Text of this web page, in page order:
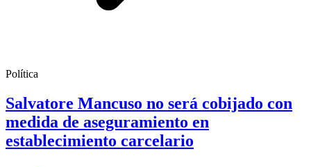
Política
Salvatore Mancuso no será cobijado con
medida de aseguramiento en
establecimiento carcelario